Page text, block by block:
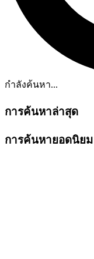
กำลังค้นหา...
การค้นหาล่าสุด
การค้นหายอดนิยม